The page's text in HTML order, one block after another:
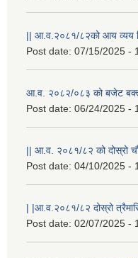
|| आ.व.२०८१/८२को आय व्यय
Post date: 07/15/2025 -
आ.व. २०८२/०८३ को बजेट
Post date: 06/24/2025 -
|| आ.व. २०८१/८२ को दोस्रो
Post date: 04/10/2025 -
| |आ.व.२०८१/८२ दोस्रो
Post date: 02/07/2025 -